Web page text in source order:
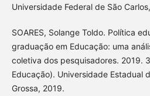
Universidade Federal de São
SOARES, Solange Toldo. Política
graduação em Educação: uma
coletiva dos pesquisadores. 2019.
Educação). Universidade Estadual
Grossa, 2019.